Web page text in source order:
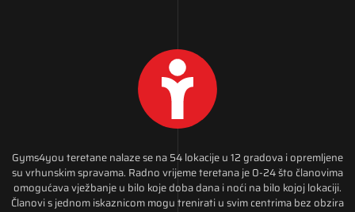
Gyms4you teretane nalaze se na 54 lokacije u 12 gradova i opremljene
su vrhunskim spravama. Radno vrijeme teretana je 0-24 što članovima
omogućava vježbanje u bilo koje doba dana i noći na bilo kojoj lokaciji.
Članovi s jednom iskaznicom mogu trenirati u svim centrima bez obzira